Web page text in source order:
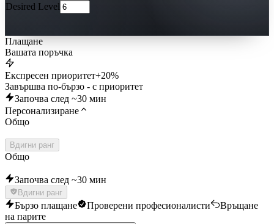
Desired Level
Плащане
Вашата поръчка
Експресен приоритет+20%
Завършва по-бързо - с приоритет
Започва след ~30 мин
Персонализиране
Общо
Вдигни ранг
Общо
Започва след ~30 мин
Вдигни ранг
Бързо плащане Проверени професионалисти
Връщане
на парите